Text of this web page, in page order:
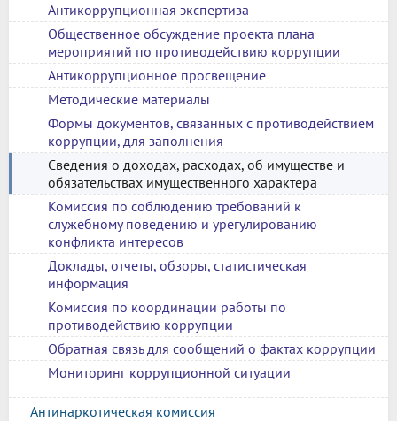
Антикоррупционная экспертиза
Общественное обсуждение проекта плана
мероприятий по противодействию коррупции
Антикоррупционное просвещение
Методические материалы
Формы документов, связанных с противодействием
коррупции, для заполнения
Сведения о доходах, расходах, об имуществе и
обязательствах имущественного характера
Комиссия по соблюдению требований к
служебному поведению и урегулированию
конфликта интересов
Доклады, отчеты, обзоры, статистическая
информация
Комиссия по координации работы по
противодействию коррупции
Обратная связь для сообщений о фактах коррупции
Мониторинг коррупционной ситуации
Антинаркотическая комиссия